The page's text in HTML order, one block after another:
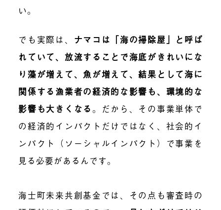
い。
でも実際は、 ナマコは「海の掃除屋」と呼ば
れていて、放流することで海底がきれいにな
り藻が増えて、魚が増えて、結果として海に
関係する漁業者の経済的な影響も、環境的な
影響も大きくなる 。だから、その事業単体で
の経済的インパクトだけではなく、社会的イ
ンパクト（ソーシャルインパクト）で事業を
見る必要があるんです。
海士町未来共創基金では、その点も審査時の